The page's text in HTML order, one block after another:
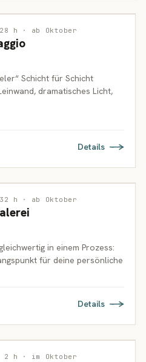
h · ab Oktober
Schicht für Schicht
dramatisches Licht,
Details
h · ab Oktober
in einem Prozess:
für deine persönliche
Details
1 PLATZ FREI
h · im Oktober